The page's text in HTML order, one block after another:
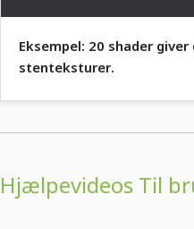
Eksempel: 20 shader
stenteksturer.
Hjælpevideos Til